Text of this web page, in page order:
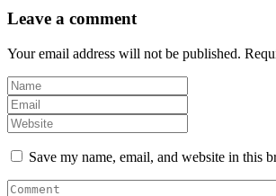
Leave a comment
Your email address will not be published.
Save my name, email, and website in this